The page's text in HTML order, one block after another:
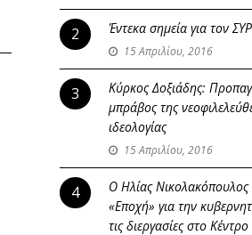
2 Έντεκα σημεία για τον
15 Απριλίου, 2016
3
Κύρκος Δοξιάδης:
μπράβος της
ιδεολογίας
15 Απριλίου, 2016
4
Ο Ηλίας Νικολακόπουλος
«Εποχή» για την
τις διεργασίες στο